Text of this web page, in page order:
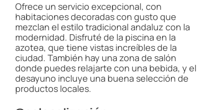
Ofrece un servicio excepcional, con
habitaciones decoradas con gusto que
mezclan el estilo tradicional andaluz con la
modernidad. Disfruté de la piscina en la
azotea, que tiene vistas increíbles de la
ciudad. También hay una zona de salón
donde puedes relajarte con una bebida, y el
desayuno incluye una buena selección de
productos locales.